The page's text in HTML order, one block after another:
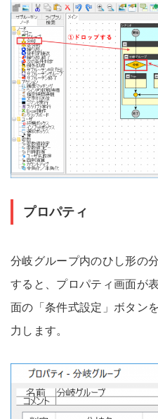
プロパティ
分岐グループ内のひし形の
すると、プロパティ画面が
面の「条件式設定」ボタン
力します。